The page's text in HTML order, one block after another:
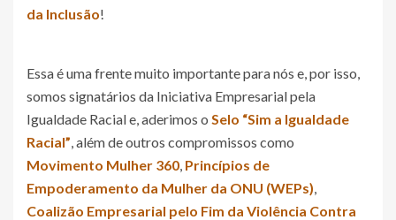
da Inclusão!
Essa é uma frente muito importante para nós e, por isso,
somos signatários da Iniciativa Empresarial pela
Igualdade Racial e, aderimos o Selo “Sim a Igualdade
Racial”, além de outros compromissos como
Movimento Mulher 360, Princípios de
Empoderamento da Mulher da ONU (WEPs),
Coalizão Empresarial pelo Fim da Violência Contra